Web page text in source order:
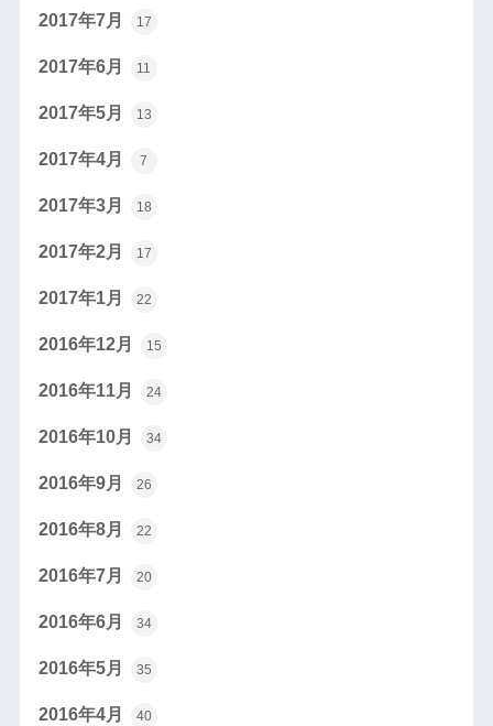
2017年7月 17
2017年6月 11
2017年5月 13
2017年4月 7
2017年3月 18
2017年2月 17
2017年1月 22
2016年12月 15
2016年11月 24
2016年10月 34
2016年9月 26
2016年8月 22
2016年7月 20
2016年6月 34
2016年5月 35
2016年4月 40